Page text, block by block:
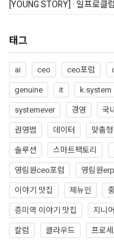
[YOUNG STORY] · 일프로
태그
ai ceo ceo포럼
genuine
it k.system
systemever
경영 국
권영범
데이터 맞춤
솔루션
스마트팩토리
영림원ceo포럼
영림원erp
이야기 맛집
제뉴인
증미역 이야기 맛집
지니
칼럼
클라우드 프로